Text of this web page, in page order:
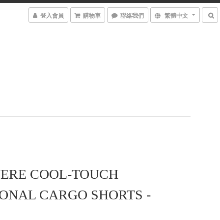
登入會員 購物車 聯絡我們 繁體中文
COOL-TOUCH
CARGO SHORTS -